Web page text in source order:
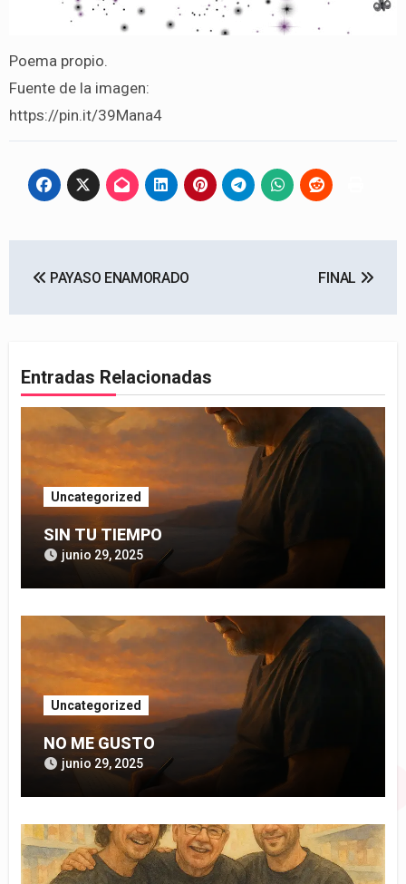
Poema propio.
Fuente de la imagen:
https://pin.it/39Mana4
de
PAYASO ENAMORADO FINAL
Entradas Relacionadas
Uncategorized
SIN TU TIEMPO
junio 29, 2025
Uncategorized
NO ME GUSTO
junio 29, 2025